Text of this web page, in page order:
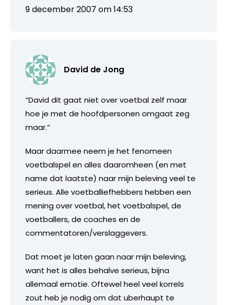
9 december 2007 om 14:53
David de Jong
“David dit gaat niet over voetbal zelf maar
hoe je met de hoofdpersonen omgaat zeg
maar.”
Maar daarmee neem je het fenomeen
voetbalspel en alles daaromheen (en met
name dat laatste) naar mijn beleving veel te
serieus. Alle voetballiefhebbers hebben een
mening over voetbal, het voetbalspel, de
voetballers, de coaches en de
commentatoren/verslaggevers.
Dat moet je laten gaan naar mijn beleving,
want het is alles behalve serieus, bijna
allemaal emotie. Oftewel heel veel korrels
zout heb je nodig om dat uberhaupt te